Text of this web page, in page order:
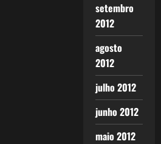
setembro
2012
agosto
2012
julho 2012
junho 2012
maio 2012